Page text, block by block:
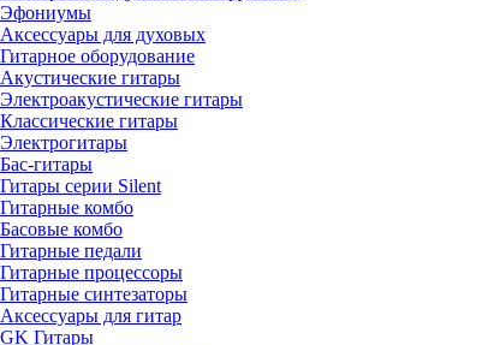
Эфониумы
Аксессуары для духовых
Гитарное оборудование
Акустические гитары
Электроакустические гитары
Классические гитары
Электрогитары
Бас-гитары
Гитары серии Silent
Гитарные комбо
Басовые комбо
Гитарные педали
Гитарные процессоры
Гитарные синтезаторы
Аксессуары для гитар
GK Гитары